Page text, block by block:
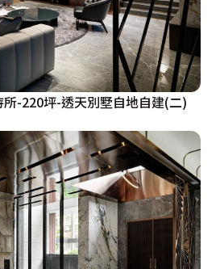
-220坪-透天別墅自地自建(二)